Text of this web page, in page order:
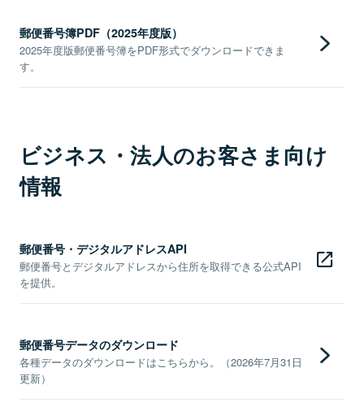
郵便番号簿PDF（2025年度版）
2025年度版郵便番号簿をPDF形式でダウンロードできま
す。
ビジネス・法人のお客さま向け
情報
郵便番号・デジタルアドレスAPI
郵便番号とデジタルアドレスから住所を取得できる公式API
を提供。
郵便番号データのダウンロード
各種データのダウンロードはこちらから。（2026年7月31日
更新）